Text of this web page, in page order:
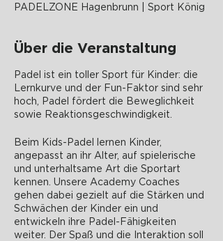
PADELZONE Hagenbrunn | Sport König
Über die Veranstaltung
Padel ist ein toller Sport für Kinder: die
Lernkurve und der Fun-Faktor sind sehr
hoch, Padel fördert die Beweglichkeit
sowie Reaktionsgeschwindigkeit.
Beim Kids-Padel lernen Kinder,
angepasst an ihr Alter, auf spielerische
und unterhaltsame Art die Sportart
kennen. Unsere Academy Coaches
gehen dabei gezielt auf die Stärken und
Schwächen der Kinder ein und
entwickeln ihre Padel-Fähigkeiten
weiter. Der Spaß und die Interaktion soll